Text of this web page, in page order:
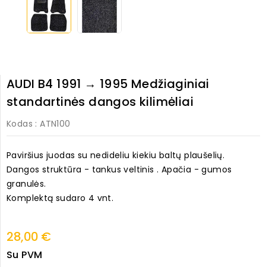
AUDI B4 1991 → 1995 Medžiaginiai
standartinės dangos kilimėliai
Kodas : ATN100
Paviršius juodas su nedideliu kiekiu baltų plaušelių.
Dangos struktūra - tankus veltinis . Apačia - gumos
granulės.
Komplektą sudaro 4 vnt.
28,00 €
Su PVM